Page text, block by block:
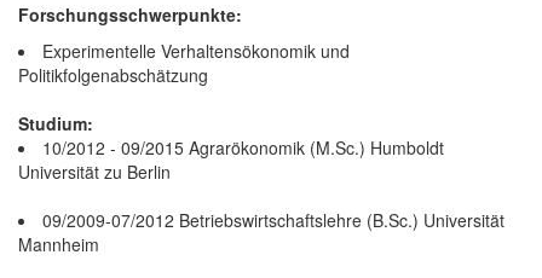
Forschungsschwerpunkte:
Experimentelle Verhaltensökonomik und
Politikfolgenabschätzung
Studium:
10/2012 - 09/2015 Agrarökonomik (M.Sc.) Humboldt
Universität zu Berlin
09/2009-07/2012 Betriebswirtschaftslehre (B.Sc.) Universität
Mannheim